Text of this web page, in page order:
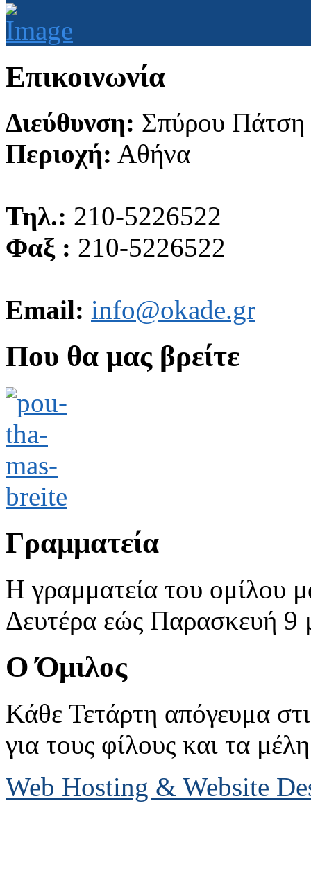
Επικοινωνία
Διεύθυνση: Σπύρου Πάτση
Περιοχή: Αθήνα
Τηλ.: 210-5226522
Φαξ : 210-5226522
Email: info@okade.gr
Που θα μας βρείτε
Γραμματεία
Η γραμματεία του ομίλου
Δευτέρα εώς Παρασκευή 9
Ο Όμιλος
Κάθε Τετάρτη απόγευμα
για τους φίλους και τα
Web Hosting & Website